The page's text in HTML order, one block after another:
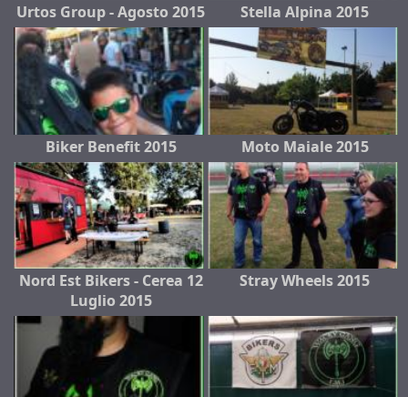
Urtos Group - Agosto 2015 Stella Alpina 2015
Biker Benefit 2015 Moto Maiale 2015
Nord Est Bikers - Cerea 12
Luglio 2015
Stray Wheels 2015